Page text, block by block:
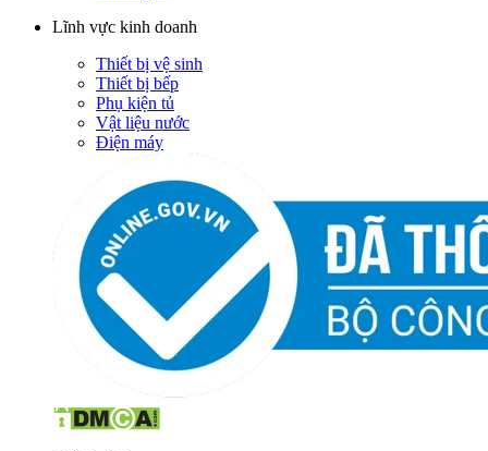
Lĩnh vực kinh doanh
Thiết bị vệ sinh
Thiết bị bếp
Phụ kiện tủ
Vật liệu nước
Điện máy